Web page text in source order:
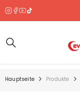
Hauptseite Produkte